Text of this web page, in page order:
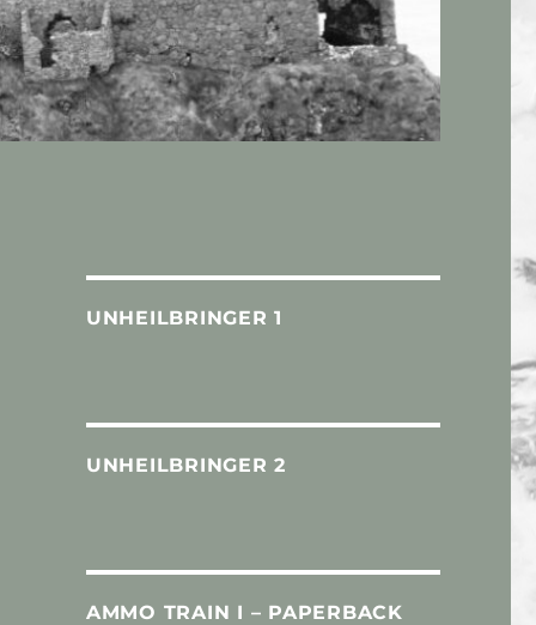
UNHEILBRINGER 1
UNHEILBRINGER 2
AMMO TRAIN I – PAPERBACK